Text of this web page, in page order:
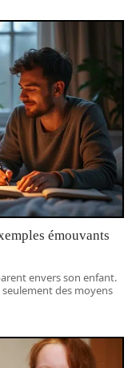
émouvants
envers son enfant.
des moyens